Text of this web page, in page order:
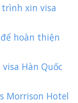
xin visa
hoàn thiện
Hàn Quốc
Morrison Hotel